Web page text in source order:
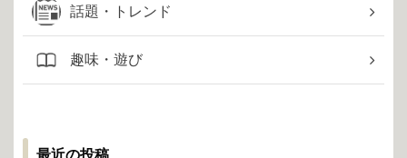
話題・トレンド
趣味・遊び